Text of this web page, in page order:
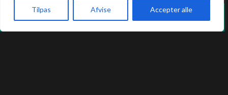
Tilpas Afvise Accepter alle
Vi holder lukket hver mandag i sommerferien.
Aften: 17:00 - 22:00
Køkkenet lukker en halv time før lukketid.